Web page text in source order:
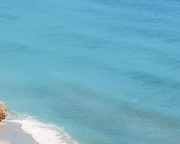
ಸ್ವೈಪ್ ಗೆಸ್ಚರ್‌ಗಳ ಮೂಲಕ ಅನ್ವೇಷಿಸಿ.